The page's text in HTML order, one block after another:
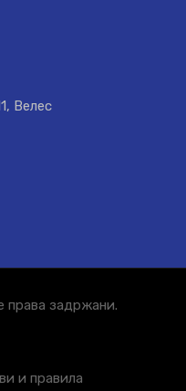
Велес
права задржани.
и правила